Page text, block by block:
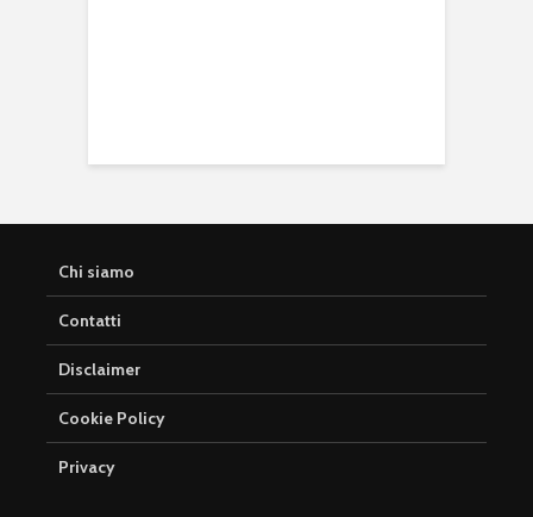
Chi siamo
Contatti
Disclaimer
Cookie Policy
Privacy